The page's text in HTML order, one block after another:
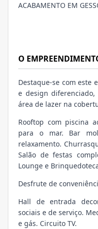
ACABAMENTO EM
O
Destaque-se com este
e design diferenciado,
área de lazer na
Rooftop com piscina
para o mar. Bar
relaxamento.
Salão de festas
Lounge e
Desfrute de
Hall de entrada
sociais e de serviço.
e gás. Circuito TV.